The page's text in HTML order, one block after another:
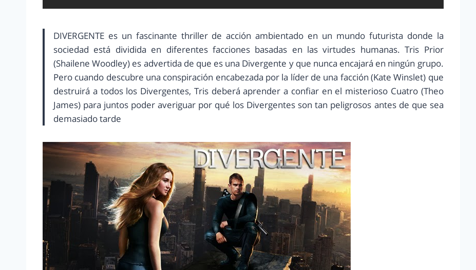
DIVERGENTE es un fascinante thriller de acción ambientado en un mundo futurista donde la
sociedad está dividida en diferentes facciones basadas en las virtudes humanas. Tris Prior
(Shailene Woodley) es advertida de que es una Divergente y que nunca encajará en ningún grupo.
Pero cuando descubre una conspiración encabezada por la líder de una facción (Kate Winslet) que
destruirá a todos los Divergentes, Tris deberá aprender a confiar en el misterioso Cuatro (Theo
James) para juntos poder averiguar por qué los Divergentes son tan peligrosos antes de que sea
demasiado tarde